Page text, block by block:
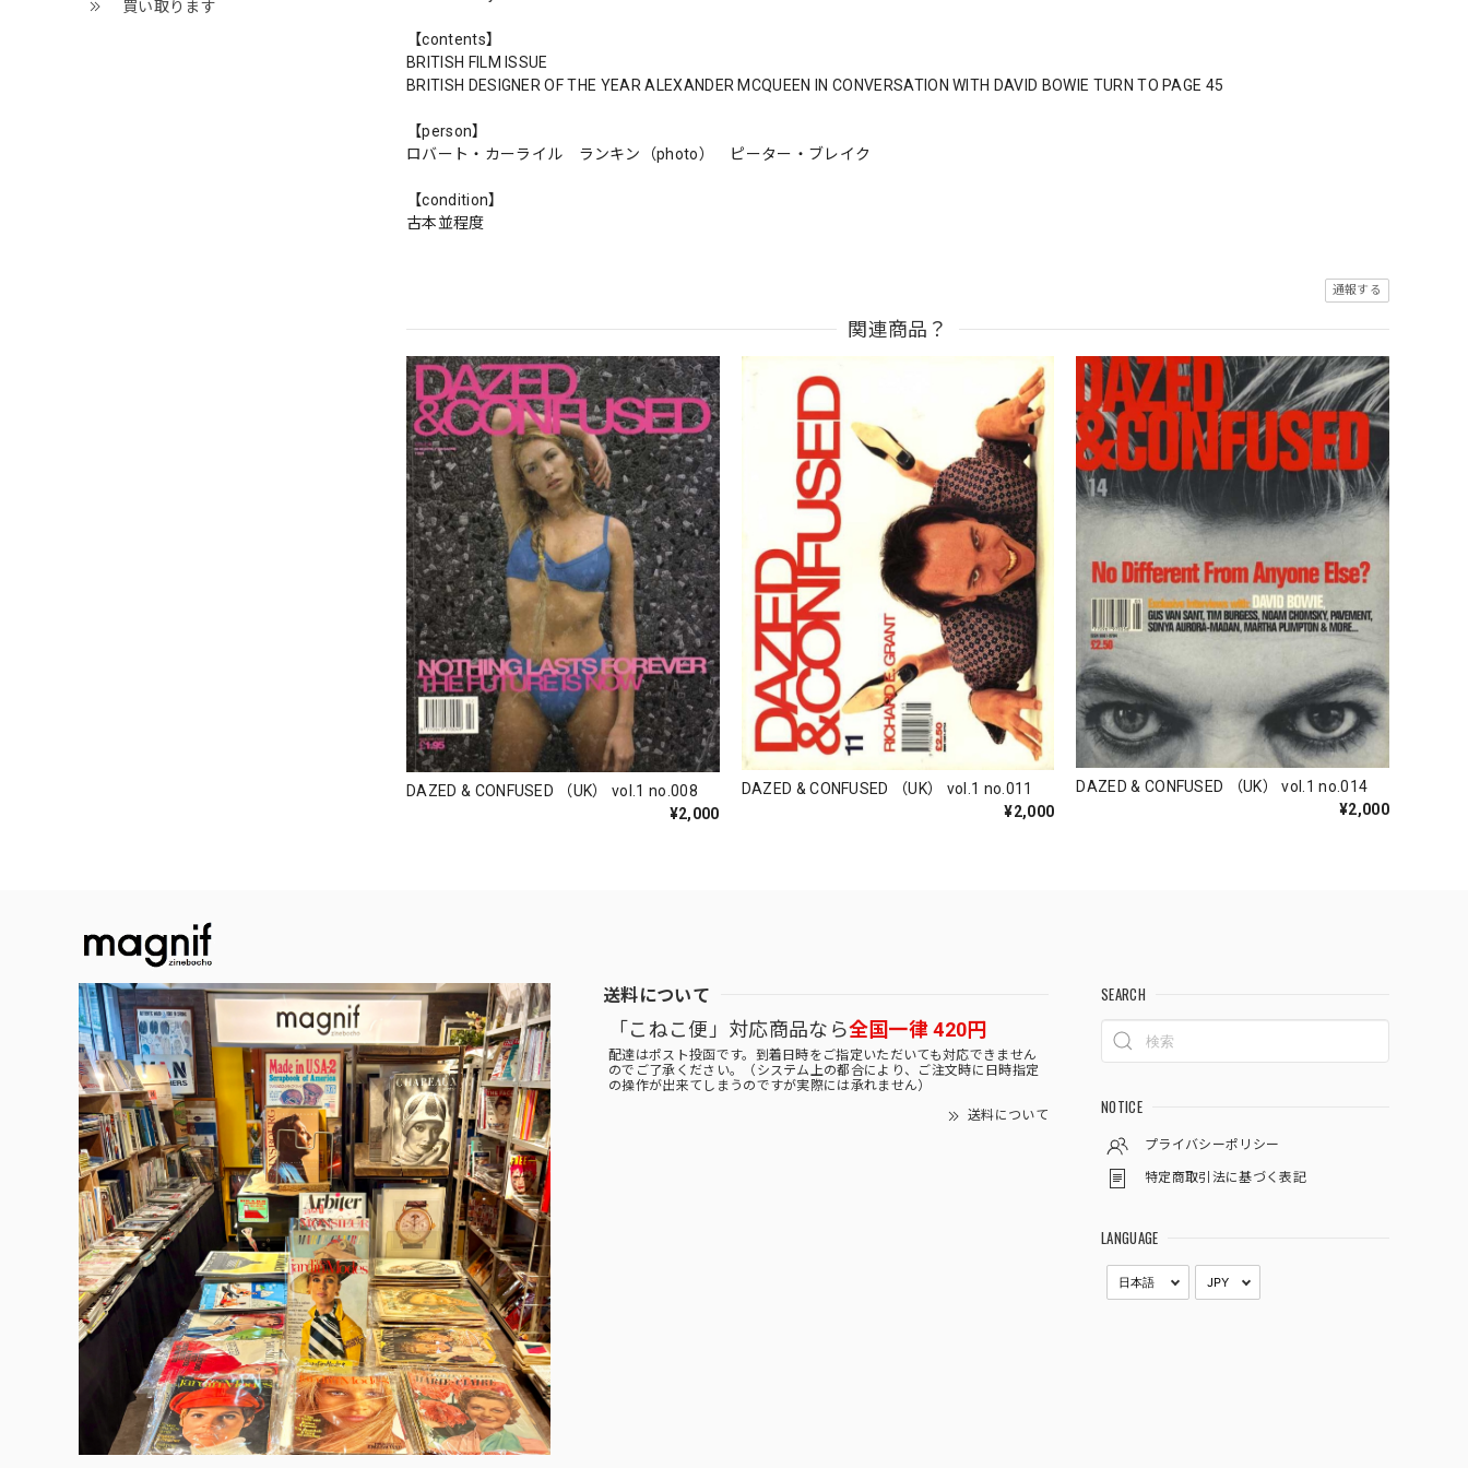
買い取ります
【contents】
BRITISH FILM ISSUE
BRITISH DESIGNER OF THE YEAR ALEXANDER MCQUEEN IN CONVERSATION WITH DAVID BOWIE TURN TO PAGE 45
【person】
ロバート・カーライル ランキン（photo） ピーター・ブレイク
【condition】
古本並程度
通報する
関連商品？
DAZED & CONFUSED （UK） vol.1 no.008
¥2,000
DAZED & CONFUSED （UK） vol.1 no.011
¥2,000
DAZED & CONFUSED （UK） vol.1 no.014
¥2,000
送料について
「こねこ便」対応商品なら全国一律 420円
配達はポスト投函です。到着日時をご指定いただいても対応できません
のでご了承ください。（システム上の都合により、ご注文時に日時指定
の操作が出来てしまうのですが実際には承れません）
送料について
SEARCH
NOTICE
プライバシーポリシー
特定商取引法に基づく表記
LANGUAGE